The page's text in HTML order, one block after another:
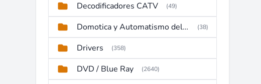
Decodificadores CATV (49)
Domotica y Automatismo del hogar (38)
Drivers (358)
DVD / Blue Ray (2640)